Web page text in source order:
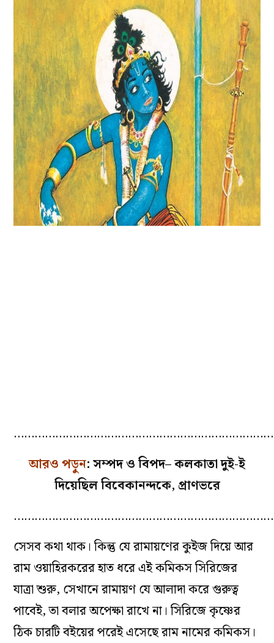
আরও পড়ুন:সম্পদ ও বিপদ– কলকাতা দুই-ই
দিয়েছিল বিবেকানন্দকে, প্রাণভরে
সেসব কথা থাক। কিন্তু যে রামায়ণের কুইজ দিয়ে আর
রাম ওয়াহিরকরের হাত ধরে এই কমিকস সিরিজের
যাত্রা শুরু, সেখানে রামায়ণ যে আলাদা করে গুরুত্ব
পাবেই, তা বলার অপেক্ষা রাখে না। সিরিজে কৃষ্ণের
ঠিক চারটি বইয়ের পরেই এসেছে রাম নামের কমিকস।